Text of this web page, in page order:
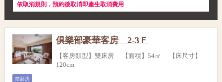
依取消規則，預約後取消即產生取消費用
俱樂部豪華客房 2-3Ｆ
【客房類型】雙床房 【面積】54㎡ 【床尺寸】
120cm
禁菸房